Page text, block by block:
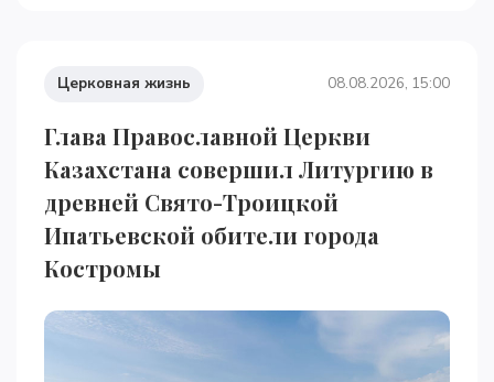
Церковная жизнь 08.08.2026, 15:00
Глава Православной Церкви
Казахстана совершил Литургию в
древней Свято-Троицкой
Ипатьевской обители города
Костромы